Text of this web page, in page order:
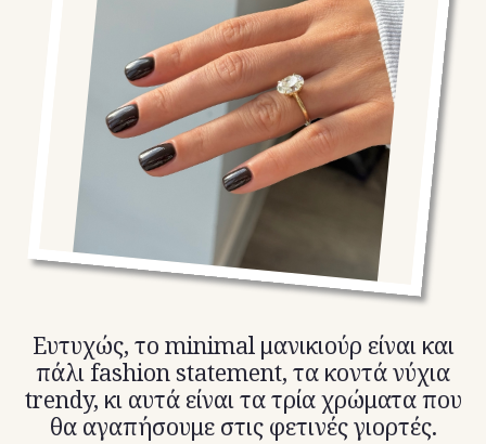
Youtube
TikTok
X(Twitter)
Ευτυχώς, το minimal μανικιούρ είναι και
πάλι fashion statement, τα κοντά νύχια
trendy, κι αυτά είναι τα τρία χρώματα που
θα αγαπήσουμε στις φετινές γιορτές.